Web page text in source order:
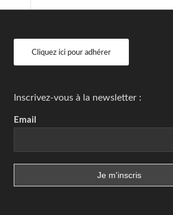
Cliquez ici pour adhérer
Inscrivez-vous à la newsletter :
Email